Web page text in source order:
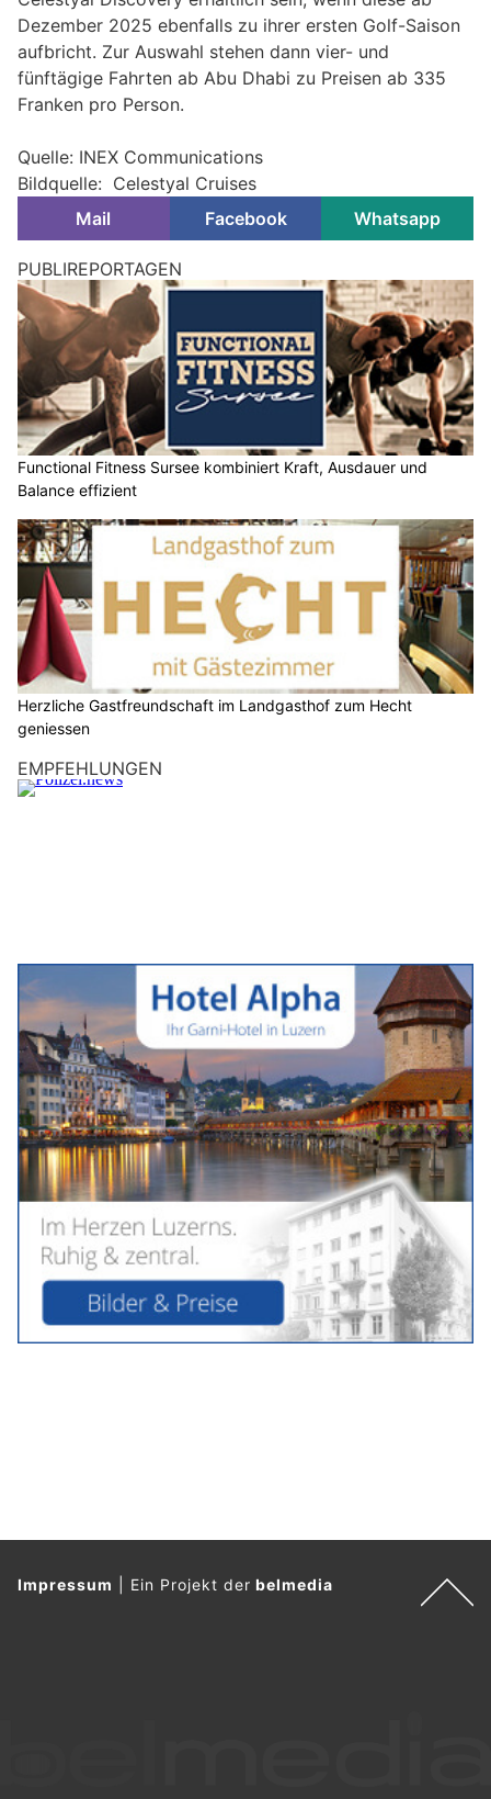
Dezember 2025 ebenfalls zu ihrer ersten Golf-Saison
aufbricht. Zur Auswahl stehen dann vier- und
fünftägige Fahrten ab Abu Dhabi zu Preisen ab 335
Franken pro Person.
Quelle: INEX Communications
Bildquelle: Celestyal Cruises
Mail
Facebook Whatsapp
Spanien stilvoll erleben: Diese Hotels passen zu
Ihrem Reisestil
02.05.26 VON BELMEDIA REDAKTION
Der Koffer ist oft der erste Hinweis darauf, wie wir reisen
möchten. Wird es leicht und reduziert, glamourös und
selbstbewusst oder entspannt mit einem Hauch Boho? Was
wir einpacken, verrät mehr als nur unseren Geschmack –
Urlaub fühlen wollen und welches Umfeld zu uns passt.
Denn manchmal beginnt die Reise schon lange vor dem
von hellen Sandtönen, organischen Materialien und einer
Architektur, die nahezu mit den Dünen verschmilzt. Dazu
passen luftige Tuniken, weich fallende Sets, schlichte Slip
Dresses oder lockere Day-Looks mit Shorts, offenem Overshirt
und flachen Ledersandalen.
Weiterlesen
Feiern mit Blick auf den Zugersee: MW Seefahrten AG macht’s möglich
Servanto W.Meier steht für saubere Gebäude und gepflegte Grünflächen
TST Hauswartung GmbH aus Rotkreuz ZG bietet professionelle Liegenschaftspflege
Weihnachts- und Silvesterreisen entlang der norwegischen
Garantiekabine für zwei Personen auf der Nordkap-Linie
bucht, erhält für die zweite reisende Person 50 Prozent